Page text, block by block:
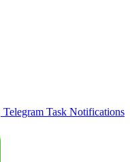
Telegram Task Notifications